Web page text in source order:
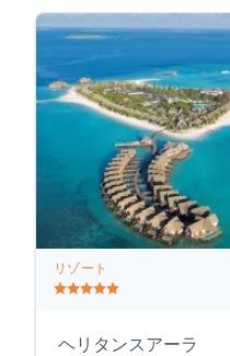
リゾート
ヘリタンスアーラ